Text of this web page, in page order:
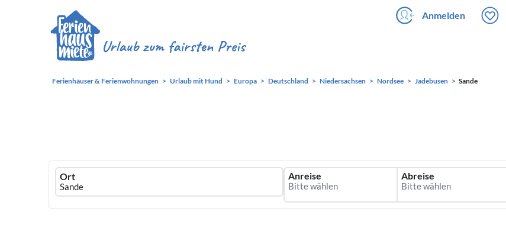
Anmelden
Ferienhäuser & Ferienwohnungen Urlaub mit Hund Europa Deutschland Niedersachsen Nordsee Jadebusen Sande
Ferienhausmiete
logo
Ort Anreise Abreise